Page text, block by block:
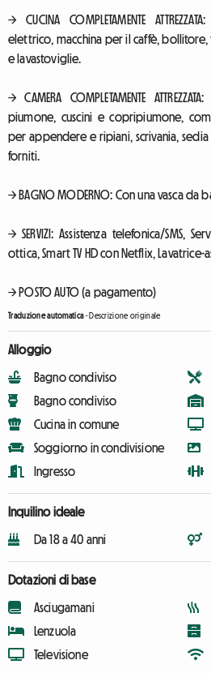
→ CUCINA COMPLETAMENTE
elettrico, macchina per il caffè,
e lavastoviglie.
→ CAMERA COMPLETAMENTE
piumone, cuscini e copripiumone,
per appendere e ripiani, scrivania,
forniti.
→ BAGNO MODERNO: Con una vasca
→ SERVIZI: Assistenza telefonica/SMS,
ottica, Smart TV HD con Netflix, Lavatrice-
→ POSTO AUTO (a pagamento)
Traduzione automatica-Descrizione originale
Alloggio
Bagno condiviso
Bagno condiviso
Cucina in comune
Soggiorno in condivisione
Ingresso
Inquilino ideale
Da 18 a 40 anni
Dotazioni di base
Asciugamani
Lenzuola
Televisione